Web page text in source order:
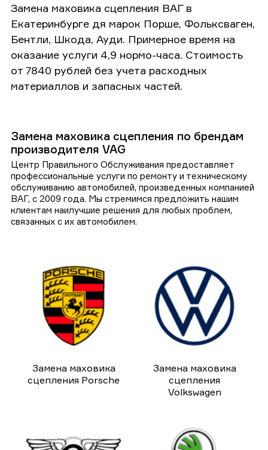
Замена маховика сцепления ВАГ в
Екатеринбурге дя марок Порше, Фольксваген,
Бентли, Шкода, Ауди. Примерное время на
оказание услуги 4,9 нормо-часа. Стоимость
от 7840 рублей без учета расходных
материаллов и запасных частей.
Замена маховика сцепления по брендам
производителя VAG
Центр Правильного Обслуживания предоставляет
профессиональные услуги по ремонту и техническому
обслуживанию автомобилей, произведенных компанией
ВАГ, с 2009 года. Мы стремимся предложить нашим
клиентам наилучшие решения для любых проблем,
связанных с их автомобилем.
Замена маховика
сцепления Porsche
Замена маховика
сцепления
Volkswagen